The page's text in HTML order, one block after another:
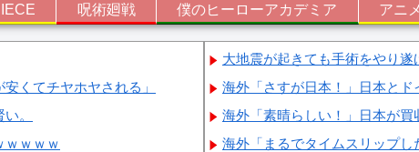
呪術廻戦 僕のヒーローアカデミア アニメ
くてチヤホヤされる」
。
ｗｗｗｗ
大地震が起きても手術をやり
海外「さすが日本！」日本と
海外「素晴らしい！」日本が
海外「まるでタイムスリップ